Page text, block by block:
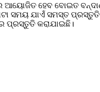
ଆୟୋଜିତ ହେବ ବୋଇତ
ଯାଏଁ ସମସ୍ତ ପ୍ରସ୍ତୁତି
କରାଯାଇଛି।